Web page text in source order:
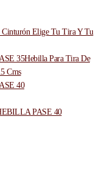
Elige Tu Tira Y Tu
35Hebilla Para Tira De
Cms
40
PASE 40